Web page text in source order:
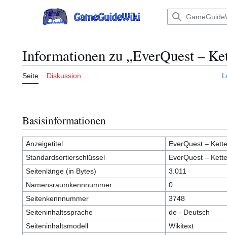
Hauptmenü
Informationen zu „EverQuest –
Seite Diskussion
Basisinformationen
Anzeigetitel
EverQuest –
Standardsortierschlüssel
EverQuest –
Seitenlänge (in Bytes)
3.011
Namensraumkennnummer
0
Seitenkennnummer
3748
Seiteninhaltssprache
de - Deutsch
Seiteninhaltsmodell
Wikitext